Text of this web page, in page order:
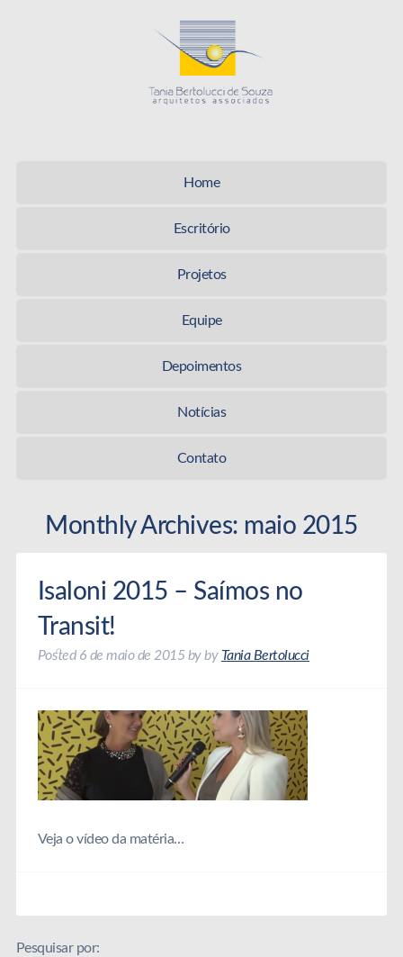
Home
Escritório
Projetos
Equipe
Depoimentos
Notícias
Contato
Monthly Archives: maio 2015
Isaloni 2015 – Saímos no
Transit!
Posted 6 de maio de 2015byby Tania Bertolucci
Veja o vídeo da matéria…
Pesquisar por: